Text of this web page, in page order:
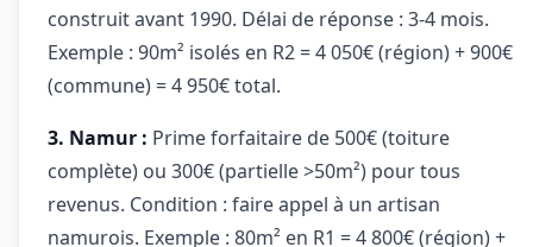
construit avant 1990. Délai de réponse : 3-4 mois.
Exemple : 90m² isolés en R2 = 4 050€ (région) + 900€
(commune) = 4 950€ total.
3. Namur : Prime forfaitaire de 500€ (toiture
complète) ou 300€ (partielle >50m²) pour tous
revenus. Condition : faire appel à un artisan
namurois. Exemple : 80m² en R1 = 4 800€ (région) +